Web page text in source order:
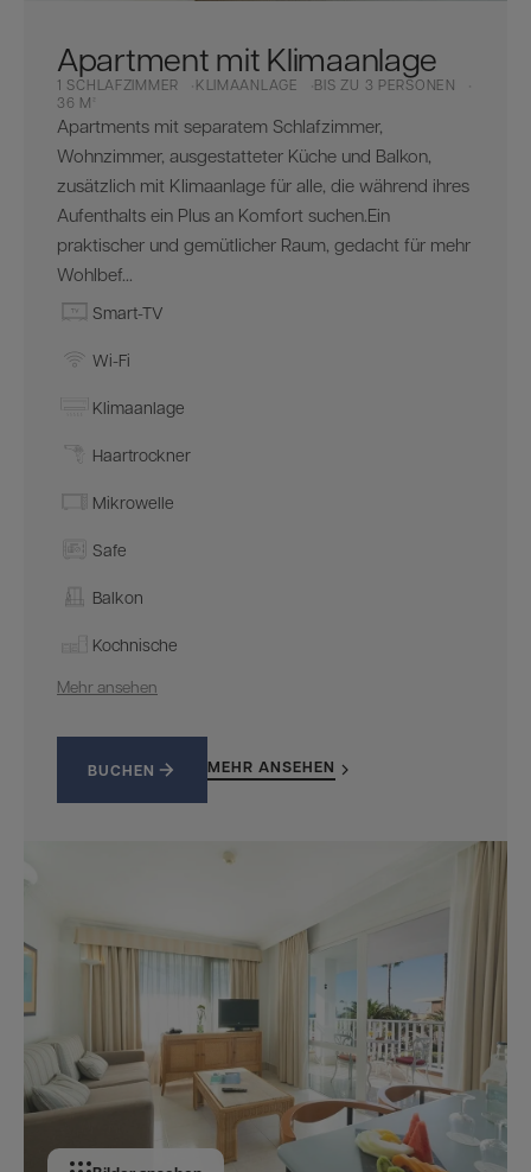
Apartment mit Klimaanlage
1 SCHLAFZIMMER KLIMAANLAGE
BIS ZU 3 PERSONEN
36 M²
Apartments mit separatem Schlafzimmer,
Wohnzimmer, ausgestatteter Küche und Balkon,
zusätzlich mit Klimaanlage für alle, die während ihres
Aufenthalts ein Plus an Komfort suchen.Ein
praktischer und gemütlicher Raum, gedacht für mehr
Wohlbef...
Smart-TV
Wi-Fi
Klimaanlage
Haartrockner
Mikrowelle
Safe
Balkon
Kochnische
Mehr ansehen
BUCHEN MEHR ANSEHEN